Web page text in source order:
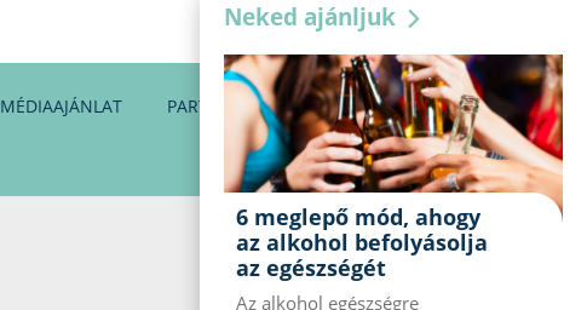
MÉDIAAJÁNLAT PARTNEREINK KAPCSOLAT
Neked ajánljuk
6 meglepő mód, ahogy
az alkohol befolyásolja
az egészségét
Az alkohol egészségre